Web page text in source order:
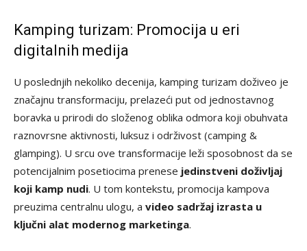
Kamping turizam: Promocija u eri
digitalnih medija
U poslednjih nekoliko decenija, kamping turizam doživeo je
značajnu transformaciju, prelazeći put od jednostavnog
boravka u prirodi do složenog oblika odmora koji obuhvata
raznovrsne aktivnosti, luksuz i održivost (camping &
glamping). U srcu ove transformacije leži sposobnost da se
potencijalnim posetiocima prenese jedinstveni doživljaj
koji kamp nudi. U tom kontekstu, promocija kampova
preuzima centralnu ulogu, a video sadržaj izrasta u
ključni alat modernog marketinga.